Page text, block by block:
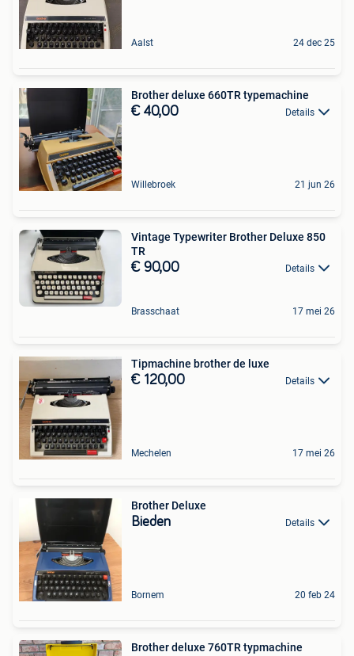
Aalst 24 dec 25
Brother deluxe 660TR typemachine
€ 40,00 Details
Willebroek 21 jun 26
Vintage Typewriter Brother Deluxe 850
TR
€ 90,00 Details
Brasschaat 17 mei 26
Tipmachine brother de luxe
€ 120,00 Details
Mechelen 17 mei 26
Brother Deluxe
Bieden Details
Bornem 20 feb 24
Brother deluxe 760TR typmachine